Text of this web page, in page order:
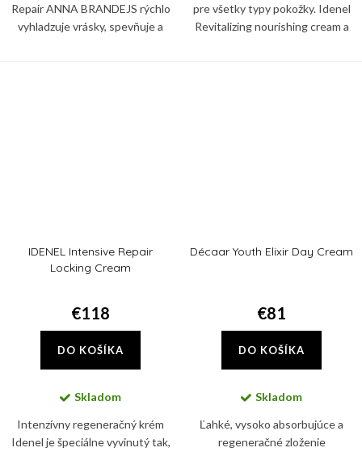
Repair ANNA BRANDEJS rýchlo
vyhladzuje vrásky, spevňuje a
pre všetky typy pokožky. Idenel
Revitalizing nourishing cream a
IDENEL Intensive Repair
Locking Cream
€118
DO KOŠÍKA
Skladom
Intenzívny regeneračný krém
Idenel je špeciálne vyvinutý tak,
Décaar Youth Elixir Day Cream
€81
DO KOŠÍKA
Skladom
Ľahké, vysoko absorbujúce a
regeneračné zloženie